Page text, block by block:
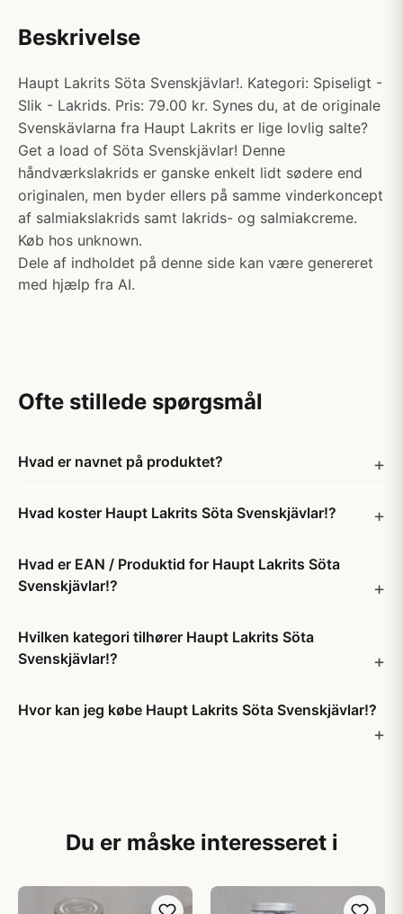
Beskrivelse
Haupt Lakrits Söta Svenskjävlar!. Kategori: Spiseligt -
Slik - Lakrids. Pris: 79.00 kr. Synes du, at de originale
Svenskävlarna fra Haupt Lakrits er lige lovlig salte?
Get a load of Söta Svenskjävlar! Denne
håndværkslakrids er ganske enkelt lidt sødere end
originalen, men byder ellers på samme vinderkoncept
af salmiakslakrids samt lakrids- og salmiakcreme.
Køb hos unknown.
Dele af indholdet på denne side kan være genereret
med hjælp fra AI.
Ofte stillede spørgsmål
Hvad er navnet på produktet?
Hvad koster Haupt Lakrits Söta Svenskjävlar!?
Hvad er EAN / Produktid for Haupt Lakrits Söta
Svenskjävlar!?
Hvilken kategori tilhører Haupt Lakrits Söta
Svenskjävlar!?
Hvor kan jeg købe Haupt Lakrits Söta Svenskjävlar!?
Du er måske interesseret i